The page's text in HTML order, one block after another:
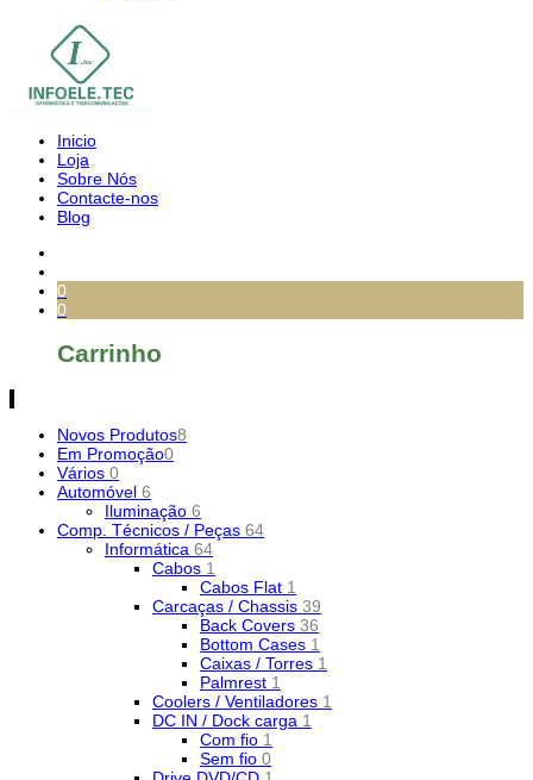
Inicio
Loja
Sobre Nós
Contacte-nos
Blog
0
0
Carrinho
Novos Produtos8
Em Promoção0
Vários 0
Automóvel 6
Iluminação 6
Comp. Técnicos / Peças 64
Informática 64
Cabos 1
Cabos Flat 1
Carcaças / Chassis 39
Back Covers 36
Bottom Cases 1
Caixas / Torres 1
Palmrest 1
Coolers / Ventiladores 1
DC IN / Dock carga 1
Com fio 1
Sem fio 0